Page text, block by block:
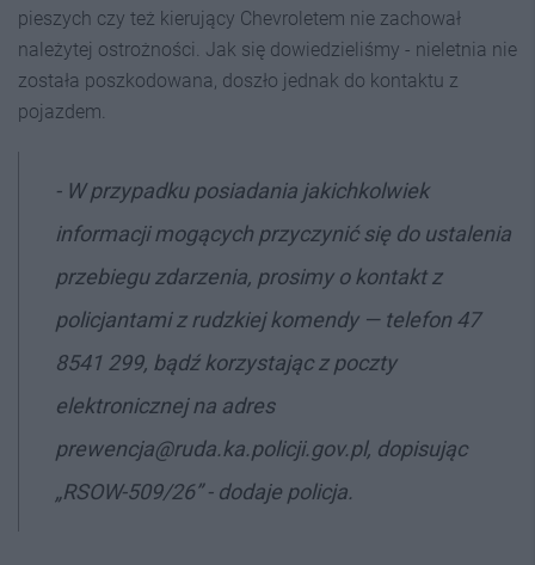
pieszych czy też kierujący Chevroletem nie zachował
należytej ostrożności. Jak się dowiedzieliśmy - nieletnia nie
została poszkodowana, doszło jednak do kontaktu z
pojazdem.
- W przypadku posiadania jakichkolwiek
informacji mogących przyczynić się do ustalenia
przebiegu zdarzenia, prosimy o kontakt z
policjantami z rudzkiej komendy — telefon 47
8541 299, bądź korzystając z poczty
elektronicznej na adres
prewencja@ruda.ka.policji.gov.pl, dopisując
„RSOW-509/26” - dodaje policja.